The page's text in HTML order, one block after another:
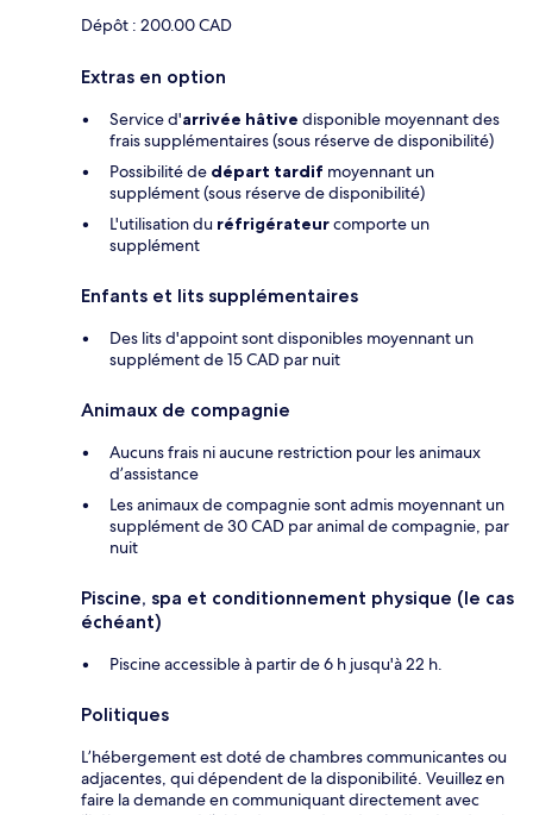
Dépôt : 200.00 CAD
Extras en option
Service d'arrivée hâtive disponible moyennant des
frais supplémentaires (sous réserve de disponibilité)
Possibilité de départ tardif moyennant un
supplément (sous réserve de disponibilité)
L'utilisation du réfrigérateurcomporte un
supplément
Enfants et lits supplémentaires
Des lits d'appoint sont disponibles moyennant un
supplément de 15 CAD par nuit
Animaux de compagnie
Aucuns frais ni aucune restriction pour les animaux
d’assistance
Les animaux de compagnie sont admis moyennant un
supplément de 30 CAD par animal de compagnie, par
nuit
Piscine, spa et conditionnement physique (le cas
échéant)
Piscine accessible à partir de 6 h jusqu'à 22 h.
Politiques
L’hébergement est doté de chambres communicantes ou
adjacentes, qui dépendent de la disponibilité. Veuillez en
faire la demande en communiquant directement avec